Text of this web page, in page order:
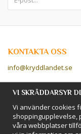
KONTAKTA OSS
info@kryddlandet.se
Följ oss på
Följ oss på
VI SKRÄDDARSYR
Vi använder cookies
shoppingupplevelse,
våra webbplatser